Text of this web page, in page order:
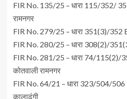
FIR No. 135/25 – धारा 115/352/
रामनगर
FIR No. 279/25 – धारा 351(3)/352
FIR No. 280/25 – धारा 308(2)/
FIR No. 281/25 – धारा 74/115(2)/
कोतवाली रामनगर
FIR No. 64/21 – धारा 323/504/506
कालाढूंगी